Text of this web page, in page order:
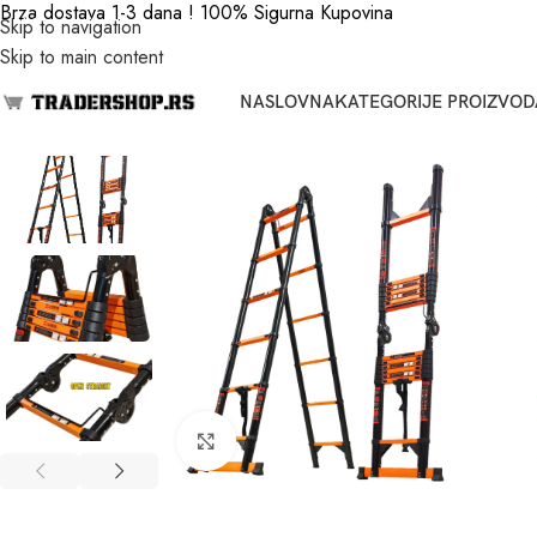
Skip to navigation
Skip to main content
Brza dostava 1-3 dana ! 100% Sigurna Kupovina
NASLOVNAKATEGORIJE
Click to enlarge